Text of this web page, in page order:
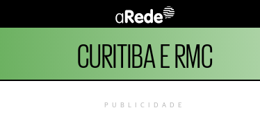
CURITIBA E RMC
PUBLICIDADE